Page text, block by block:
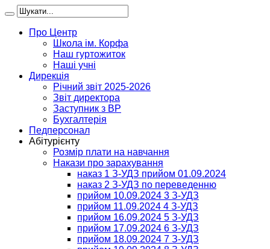
Про Центр
Школа ім. Корфа
Наш гуртожиток
Наші учні
Дирекція
Річний звіт 2025-2026
Звіт директора
Заступник з ВР
Бухгалтерія
Педперсонал
Абітурієнту
Розмір плати на навчання
Накази про зарахування
наказ 1 З-УДЗ прийом 01.09.2024
наказ 2 З-УДЗ по переведенню
прийом 10.09.2024 3 З-УДЗ
прийом 11.09.2024 4 З-УДЗ
прийом 16.09.2024 5 З-УДЗ
прийом 17.09.2024 6 З-УДЗ
прийом 18.09.2024 7 З-УДЗ